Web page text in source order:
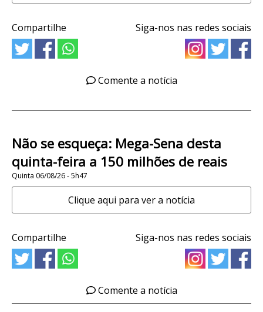
Compartilhe Siga-nos nas redes sociais
Comente a notícia
Não se esqueça: Mega-Sena desta
quinta-feira a 150 milhões de reais
Quinta 06/08/26 - 5h47
Clique aqui para ver a notícia
Compartilhe Siga-nos nas redes sociais
Comente a notícia